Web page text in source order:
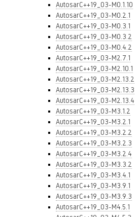
AutosarC++19_03-M0.1.10
AutosarC++19_03-M0.2.1
AutosarC++19_03-M0.3.1
AutosarC++19_03-M0.3.2
AutosarC++19_03-M0.4.2
AutosarC++19_03-M2.7.1
AutosarC++19_03-M2.10.1
AutosarC++19_03-M2.13.2
AutosarC++19_03-M2.13.3
AutosarC++19_03-M2.13.4
AutosarC++19_03-M3.1.2
AutosarC++19_03-M3.2.1
AutosarC++19_03-M3.2.2
AutosarC++19_03-M3.2.3
AutosarC++19_03-M3.2.4
AutosarC++19_03-M3.3.2
AutosarC++19_03-M3.4.1
AutosarC++19_03-M3.9.1
AutosarC++19_03-M3.9.3
AutosarC++19_03-M4.5.1